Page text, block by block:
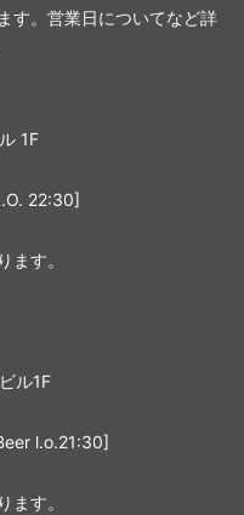
す。営業日についてなど詳
1F
.O. 22:30]
ます。
ル1F
l.o.21:30]
ます。